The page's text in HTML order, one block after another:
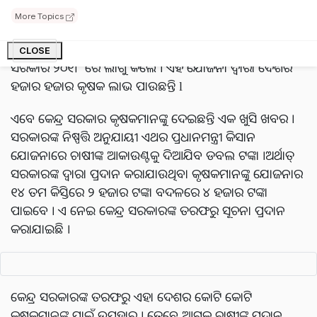
More Topics
CLOSE
ସରକାରଙ୍କ ଠାରୁ ନଗଦ ସହାୟତା ପାଇ ନଥିଲେ ଯାହା କେନ୍ଦ୍ର
ସରକାର ୨୦୧୮ ରେ ଲାଗୁ କଲେ । ଏହି ଯୋଜନା ଦ୍ୱାରା ଦେଶର
ହଜାର ହଜାର କୃଷକ ଲାଭ ପାଉଛନ୍ତି l
ଏବେ କେନ୍ଦ୍ର ସରକାର କୃଷକମାନଙ୍କୁ ଦେଇଛନ୍ତି ଏକ ଖୁସି ଖବର ।
ସରକାରଙ୍କ ନିଷ୍ପତ୍ତି ଅନୁଯାୟୀ ଏଥର ପ୍ରଧାନମନ୍ତ୍ରୀ କିସାନ
ଯୋଜନାରେ ଚାଷୀଙ୍କ ଆକାଉଣ୍ଟକୁ ଦିଆଯିବ ଡବଲ ଟଙ୍କା ।ଅର୍ଥାତ୍
ସରକାରଙ୍କ ଦ୍ୱାରା ପ୍ରଦାନ କରାଯାଉଥିବା କୃଷକମାନଙ୍କୁ ଯୋଜନାର
୧୪ ତମ କିସ୍ତିରେ ୨ ହଜାର ଟଙ୍କା ବଦଳରେ ୪ ହଜାର ଟଙ୍କା
ପାଇବେ । ଏ ନେଇ କେନ୍ଦ୍ର ସରକାରଙ୍କ ତରଫରୁ ସୂଚନା ପ୍ରଦାନ
କରାଯାଇଛି ।
କେନ୍ଦ୍ର ସରକାରଙ୍କ ତରଫରୁ ଏହା ଦେଶର କୋଟି କୋଟି